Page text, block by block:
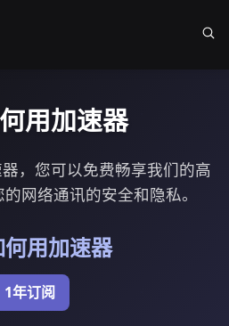
用加速器
，您可以免费畅享我们的高
网络通讯的安全和隐私。
用加速器
1年订阅